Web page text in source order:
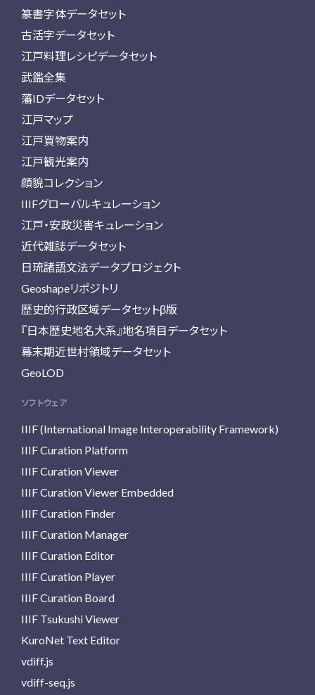
篆書字体データセット
古活字データセット
江戸料理レシピデータセット
武鑑全集
藩IDデータセット
江戸マップ
江戸買物案内
江戸観光案内
顔貌コレクション
IIIFグローバルキュレーション
江戸・安政災害キュレーション
近代雑誌データセット
日琉諸語文法データプロジェクト
Geoshapeリポジトリ
歴史的行政区域データセットβ版
『日本歴史地名大系』地名項目データセット
幕末期近世村領域データセット
GeoLOD
ソフトウェア
IIIF (International Image Interoperability Framework)
IIIF Curation Platform
IIIF Curation Viewer
IIIF Curation Viewer Embedded
IIIF Curation Finder
IIIF Curation Manager
IIIF Curation Editor
IIIF Curation Player
IIIF Curation Board
IIIF Tsukushi Viewer
KuroNet Text Editor
vdiff.js
vdiff-seq.js